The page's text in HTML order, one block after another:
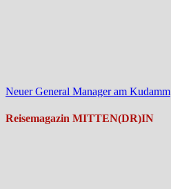
Neuer General Manager am Kudamm
Reisemagazin MITTEN(DR)IN